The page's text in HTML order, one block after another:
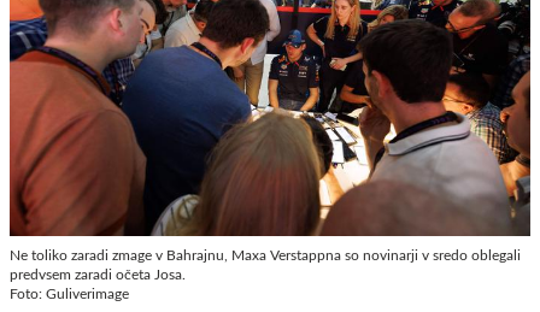
Ne toliko zaradi zmage v Bahrajnu, Maxa Verstappna so novinarji v sredo oblegali
predvsem zaradi očeta Josa.
Foto: Guliverimage